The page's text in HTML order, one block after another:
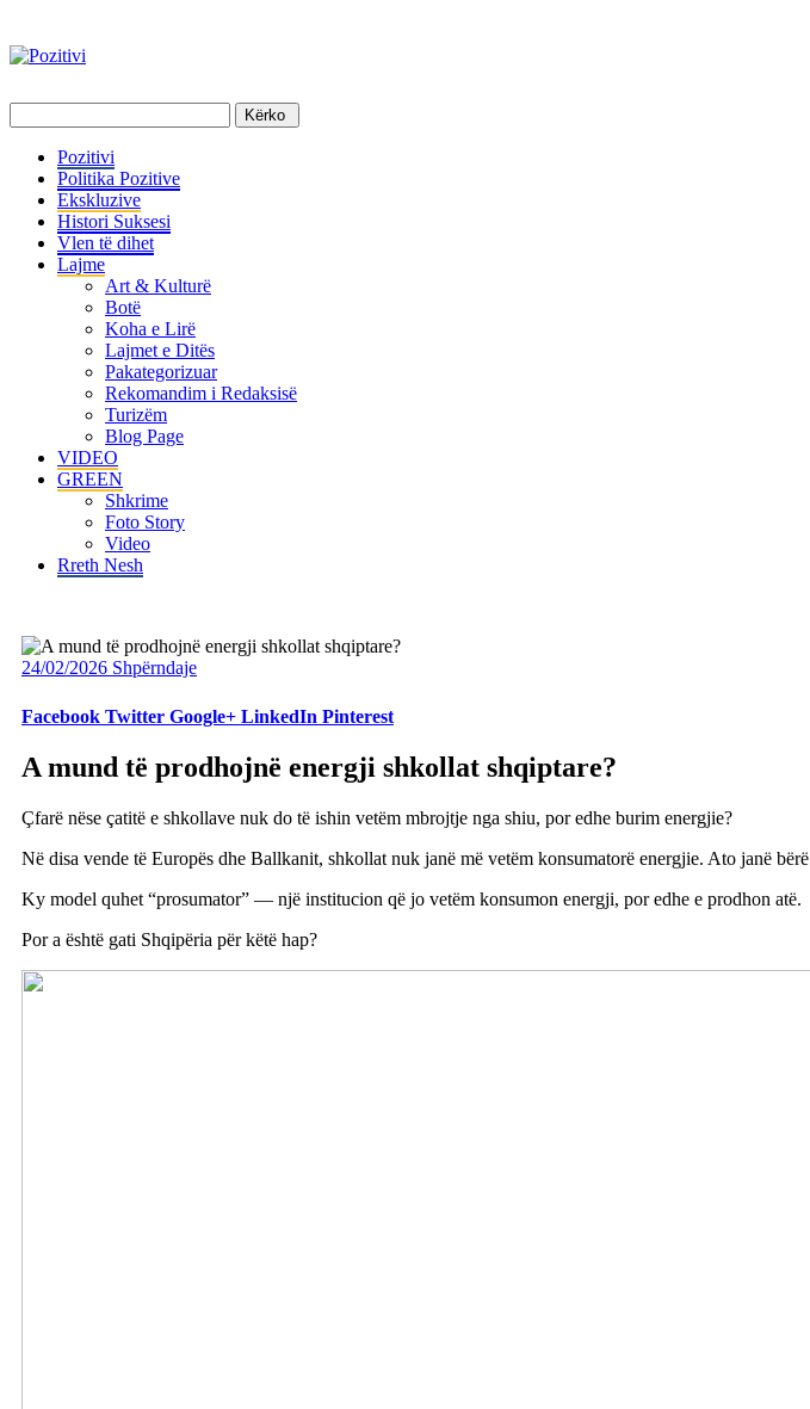
Pozitivi
Politika Pozitive
Ekskluzive
Histori Suksesi
Vlen të dihet
Lajme
Art & Kulturë
Botë
Koha e Lirë
Lajmet e Ditës
Pakategorizuar
Rekomandim i Redaksisë
Turizëm
Blog Page
VIDEO
GREEN
Shkrime
Foto Story
Video
Rreth Nesh
24/02/2026 Shpërndaje
Facebook Twitter Google+ LinkedIn Pinterest
A mund të prodhojnë energji shkollat shqiptare?
Çfarë nëse çatitë e shkollave nuk do të ishin vetëm mbrojtje nga shiu, por edhe burim energjie?
Në disa vende të Europës dhe Ballkanit, shkollat nuk janë më vetëm konsumatorë energjie. Ato janë bërë
Ky model quhet “prosumator” — një institucion që jo vetëm konsumon energji, por edhe e prodhon atë.
Por a është gati Shqipëria për këtë hap?